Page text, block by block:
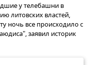
у телебашни в
литовских властей,
ночь все происходило с
заявил историк